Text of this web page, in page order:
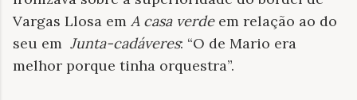
Vargas Llosa em A casa verdeem relação ao do
seu em Junta-cadáveres: “O de Mario era
melhor porque tinha orquestra”.